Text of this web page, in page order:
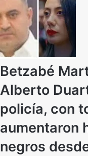
Betzabé
Alberto
policía, con
aumentaron
negros